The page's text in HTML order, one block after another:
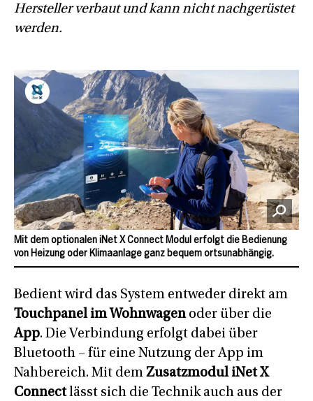
Hersteller verbaut und kann nicht nachgerüstet
werden.
Mit dem optionalen iNet X Connect Modul erfolgt die Bedienung
von Heizung oder Klimaanlage ganz bequem ortsunabhängig.
Bedient wird das System entweder direkt am
Touchpanel im Wohnwagenoder über die
App. Die Verbindung erfolgt dabei über
Bluetooth – für eine Nutzung der App im
Nahbereich. Mit dem Zusatzmodul iNet X
Connectlässt sich die Technik auch aus der